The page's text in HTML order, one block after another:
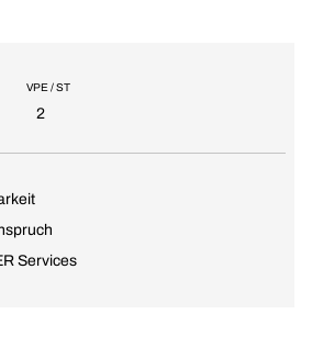
VPE / ST
2
Services